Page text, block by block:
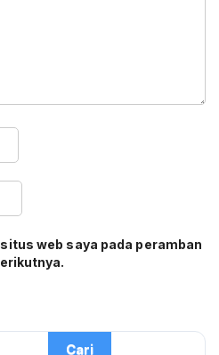
web saya pada peramban